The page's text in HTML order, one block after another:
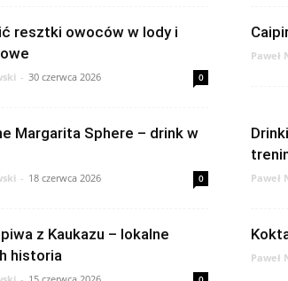
resztki owoców w lody i
- 30 czerwca 2026 0
Paweł
Margarita Sphere – drink w
- 18 czerwca 2026 0 Paweł
z Kaukazu – lokalne
historia
Paweł